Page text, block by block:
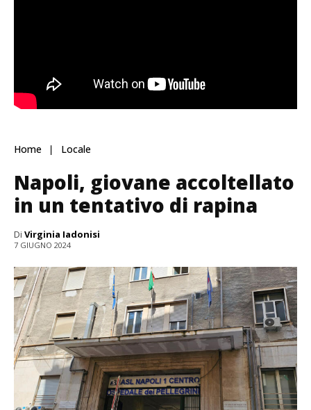
Home Locale
Napoli, giovane accoltellato
in un tentativo di rapina
Di Virginia Iadonisi
7 GIUGNO 2024